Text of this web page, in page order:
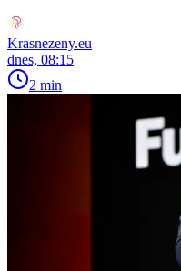
Krasnezeny.eu
dnes, 08:15
2 min